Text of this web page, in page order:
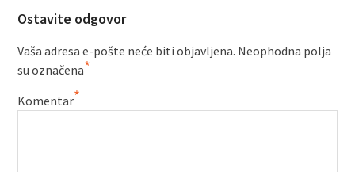
Ostavite odgovor
Vaša adresa e-pošte neće biti objavljena. Neophodna polja
su označena*
Komentar*